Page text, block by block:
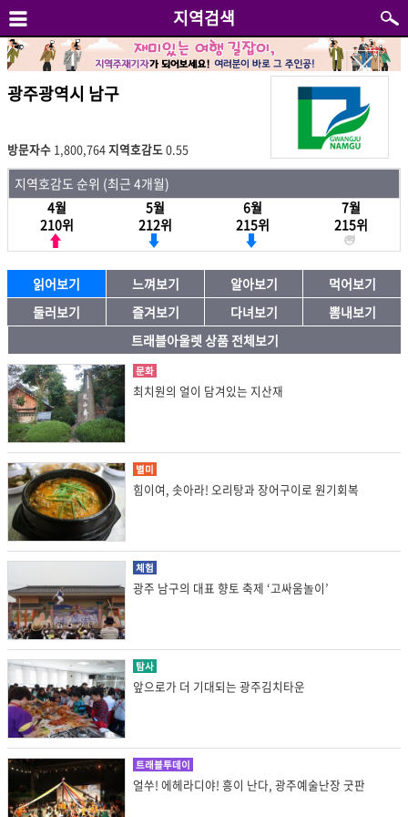
지역검색
광주광역시 남구
방문자수 1,800,764지역호감도 0.55
지역호감도 순위 (최근 4개월)
4월
210위
5월
212위
6월
215위
7월
215위
읽어보기 느껴보기 알아보기
먹어보기
둘러보기
즐겨보기 다녀보기
뽐내보기
트래블아울렛 상품 전체보기
문화
최치원의 얼이 담겨있는 지산재
별미
힘이여, 솟아라! 오리탕과 장어구이로 원기회복
체험
광주 남구의 대표 향토 축제 ‘고싸움놀이’
탐사
앞으로가 더 기대되는 광주김치타운
트래블투데이
얼쑤! 에헤라디야! 흥이 난다, 광주예술난장 굿판